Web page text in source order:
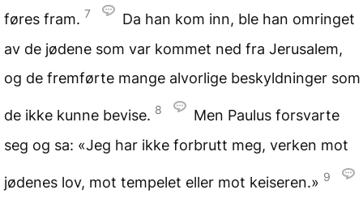
føres fram. 7
Da han kom inn, ble han omringet
av de jødene som var kommet ned fra Jerusalem,
og de fremførte mange alvorlige beskyldninger som
de ikke kunne bevise. 8
Men Paulus forsvarte
seg og sa: «Jeg har ikke forbrutt meg, verken mot
jødenes lov, mot tempelet eller mot keiseren.» 9